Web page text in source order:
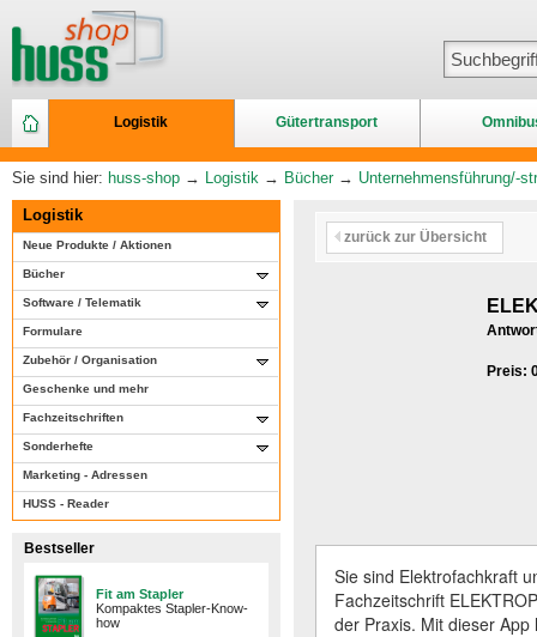
Logistik Gütertransport
Sie sind hier: huss-shop → Logistik → Bücher→ Unternehmensführung/-
Logistik
Neue Produkte / Aktionen
Bücher
Software / Telematik
Formulare
Zubehör / Organisation
Geschenke und mehr
Fachzeitschriften
Sonderhefte
Marketing - Adressen
HUSS - Reader
Bestseller
Fit am Stapler
Kompaktes Stapler-Know-
how
zurück zur Übersicht
Preis:
Sie sind Elektrofachkraft
Fachzeitschrift
der Praxis. Mit dieser